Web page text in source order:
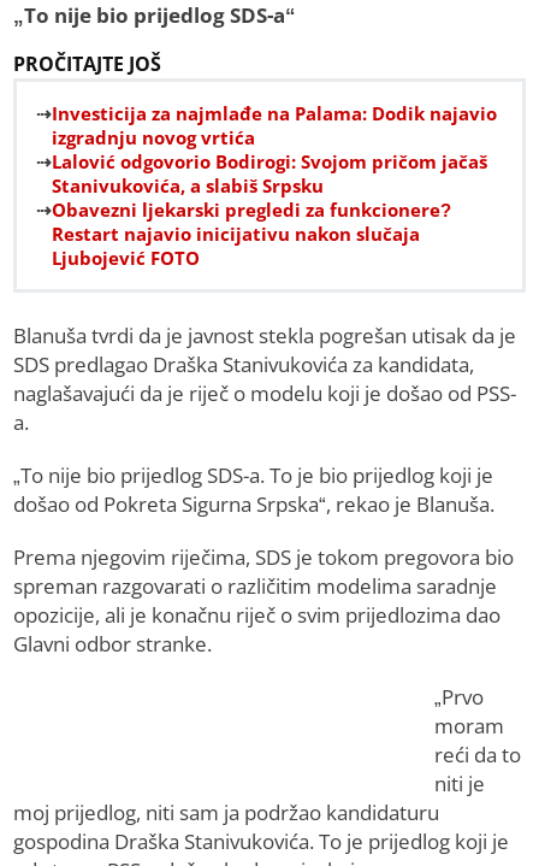
„To nije bio prijedlog SDS-a“
PROČITAJTE JOŠ
Investicija za najmlađe na Palama: Dodik najavio
izgradnju novog vrtića
Lalović odgovorio Bodirogi: Svojom pričom jačaš
Stanivukovića, a slabiš Srpsku
Obavezni ljekarski pregledi za funkcionere?
Restart najavio inicijativu nakon slučaja
Ljubojević FOTO
Blanuša tvrdi da je javnost stekla pogrešan utisak da je
SDS predlagao Draška Stanivukovića za kandidata,
naglašavajući da je riječ o modelu koji je došao od PSS-
a.
„To nije bio prijedlog SDS-a. To je bio prijedlog koji je
došao od Pokreta Sigurna Srpska“, rekao je Blanuša.
Prema njegovim riječima, SDS je tokom pregovora bio
spreman razgovarati o različitim modelima saradnje
opozicije, ali je konačnu riječ o svim prijedlozima dao
Glavni odbor stranke.
„Prvo
moram
reći da to
niti je
moj prijedlog, niti sam ja podržao kandidaturu
gospodina Draška Stanivukovića. To je prijedlog koji je